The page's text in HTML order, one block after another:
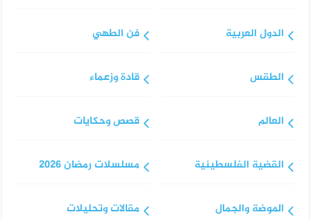
الدول العربية
الطقس
العالم
القضية الفلسطينية
الموضة والجمال
فن الطهي
قادة وزعماء
قصص وحكايات
مسلسلات رمضان 2026
مقالات وتحليلات